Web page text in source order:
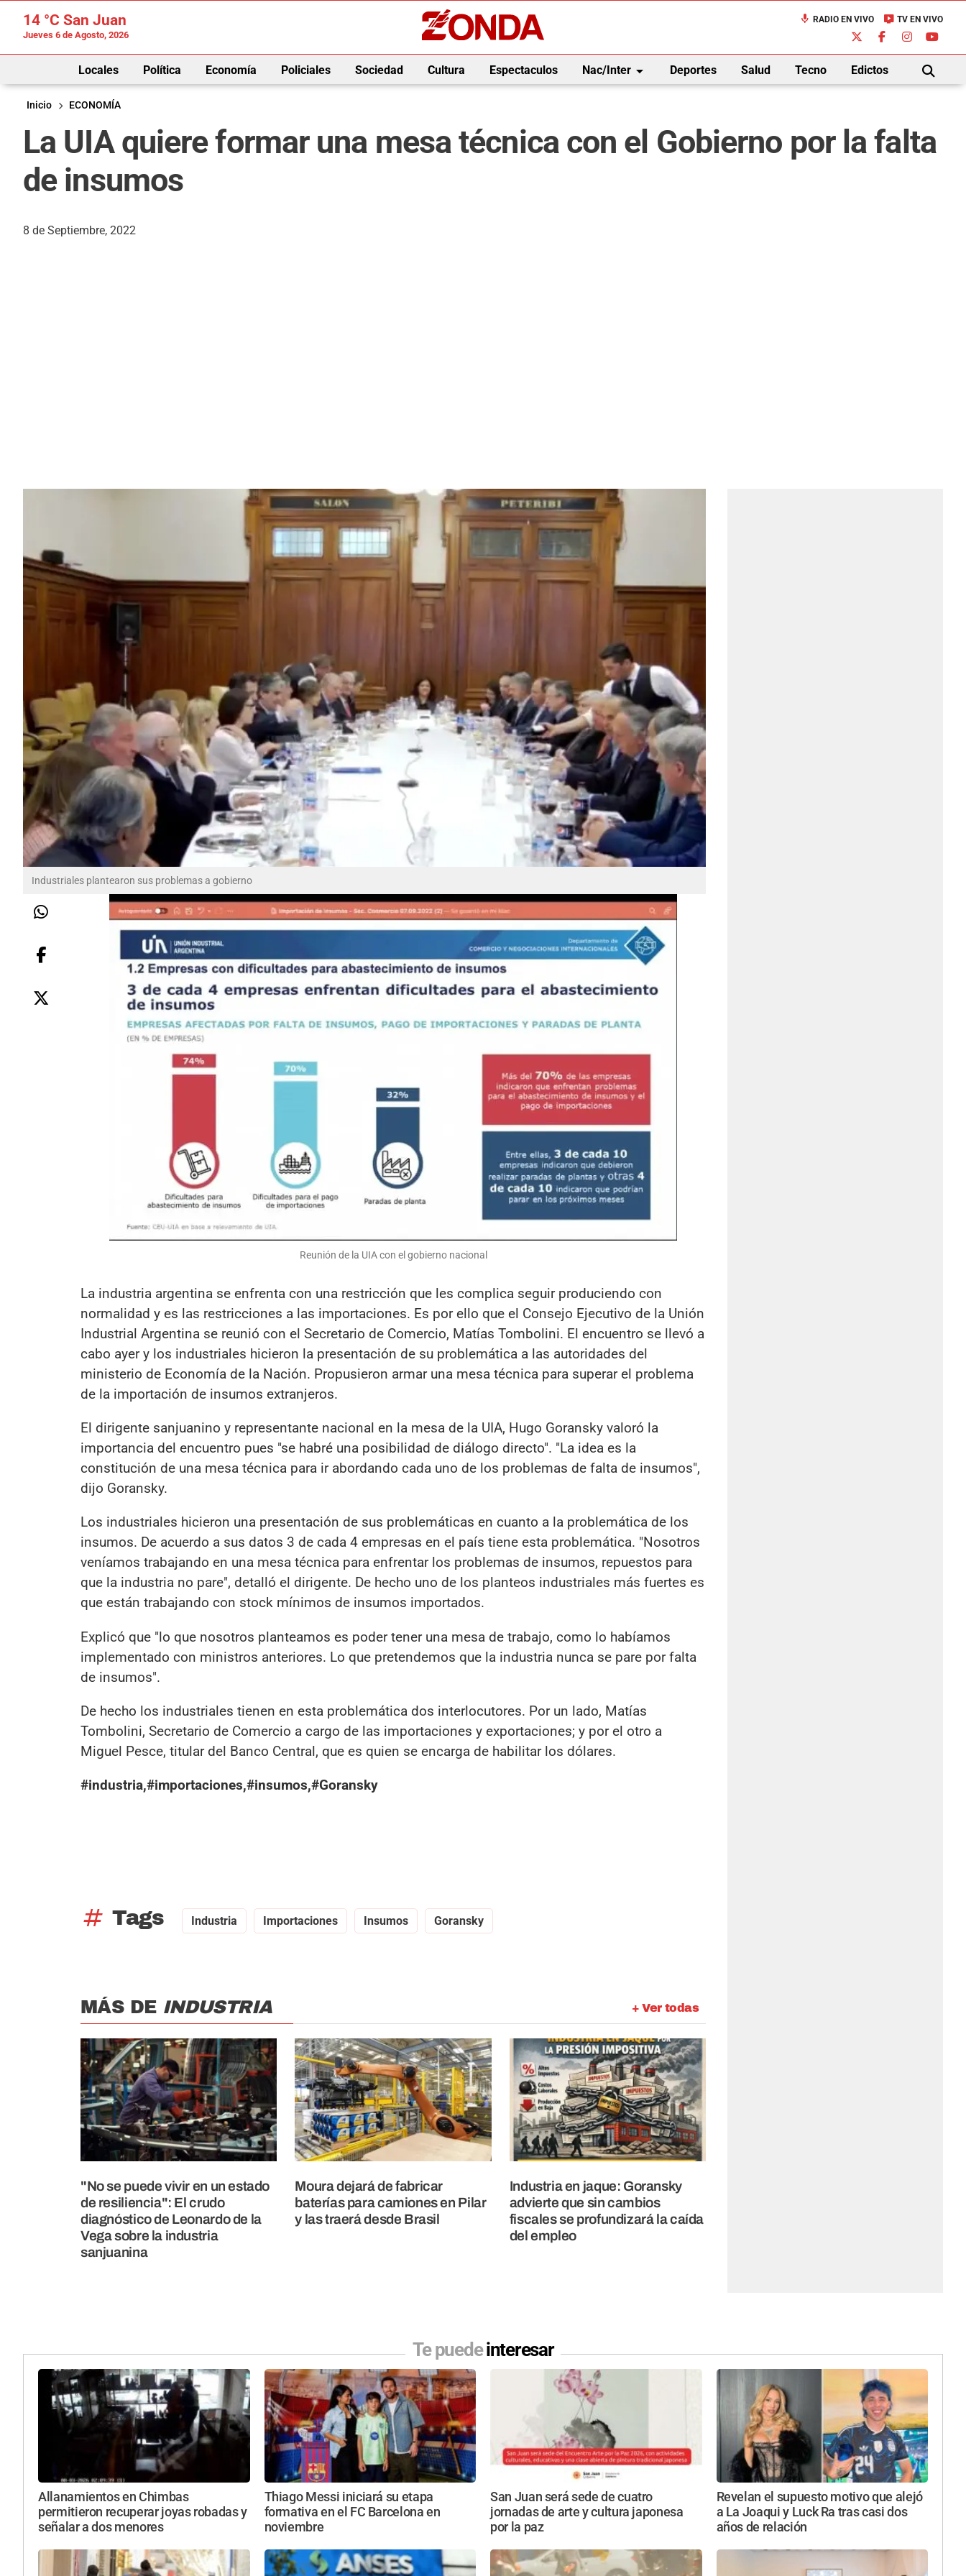
14 °C San Juan
Jueves 6 de Agosto, 2026
mic RADIO EN VIVO live_tv TV EN VIVO
Locales Política Economía Policiales Sociedad Cultura Espectaculos Nac/Interarrow_drop_down Deportes Salud Tecno Edictos
BUSCAR
Inicio
ECONOMÍA
La UIA quiere formar una mesa técnica con el Gobierno por la falta
de insumos
8 de Septiembre, 2022
Industriales plantearon sus problemas a gobierno
Reunión de la UIA con el gobierno nacional
La industria argentina se enfrenta con una restricción que les complica seguir produciendo con
normalidad y es las restricciones a las importaciones. Es por ello que el Consejo Ejecutivo de la Unión
Industrial Argentina se reunió con el Secretario de Comercio, Matías Tombolini. El encuentro se llevó a
cabo ayer y los industriales hicieron la presentación de su problemática a las autoridades del
ministerio de Economía de la Nación. Propusieron armar una mesa técnica para superar el problema
de la importación de insumos extranjeros.
El dirigente sanjuanino y representante nacional en la mesa de la UIA, Hugo Goransky valoró la
importancia del encuentro pues "se habré una posibilidad de diálogo directo". "La idea es la
constitución de una mesa técnica para ir abordando cada uno de los problemas de falta de insumos",
dijo Goransky.
Los industriales hicieron una presentación de sus problemáticas en cuanto a la problemática de los
insumos. De acuerdo a sus datos 3 de cada 4 empresas en el país tiene esta problemática. "Nosotros
veníamos trabajando en una mesa técnica para enfrentar los problemas de insumos, repuestos para
que la industria no pare", detalló el dirigente. De hecho uno de los planteos industriales más fuertes es
que están trabajando con stock mínimos de insumos importados.
Explicó que "lo que nosotros planteamos es poder tener una mesa de trabajo, como lo habíamos
implementado con ministros anteriores. Lo que pretendemos que la industria nunca se pare por falta
de insumos".
De hecho los industriales tienen en esta problemática dos interlocutores. Por un lado, Matías
Tombolini, Secretario de Comercio a cargo de las importaciones y exportaciones; y por el otro a
Miguel Pesce, titular del Banco Central, que es quien se encarga de habilitar los dólares.
#industria,#importaciones,#insumos,#Goransky
tag Tags Industria Importaciones Insumos Goransky
+ Ver todas
MÁS DE INDUSTRIA
"No se puede vivir en un estado
de resiliencia": El crudo
diagnóstico de Leonardo de la
Vega sobre la industria
sanjuanina
Moura dejará de fabricar
baterías para camiones en Pilar
y las traerá desde Brasil
Industria en jaque: Goransky
advierte que sin cambios
fiscales se profundizará la caída
del empleo
Te puedeinteresar
Allanamientos en Chimbas
permitieron recuperar joyas robadas y
señalar a dos menores
Thiago Messi iniciará su etapa
formativa en el FC Barcelona en
noviembre
San Juan será sede de cuatro
jornadas de arte y cultura japonesa
por la paz
Revelan el supuesto motivo que alejó
a La Joaqui y Luck Ra tras casi dos
años de relación